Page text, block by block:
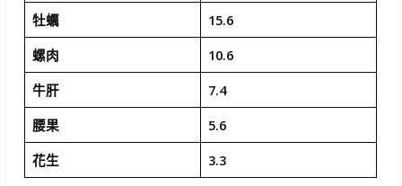
牡蠣
15.6
螺肉
10.6
牛肝
7.4
腰果
5.6
花生
3.3